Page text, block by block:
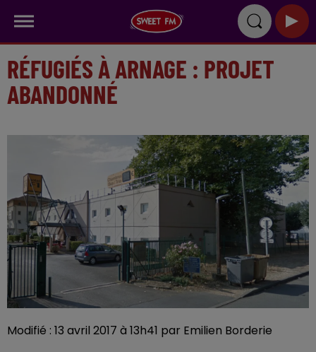
RÉFUGIÉS À ARNAGE : PROJET
ABANDONNÉ
Modifié : 13 avril 2017 à 13h41 par Emilien Borderie